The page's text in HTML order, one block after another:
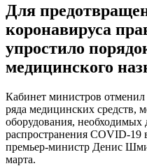
Для
коронавируса
упростило
медицинского
Кабинет министров
ряда медицинских средств,
оборудования, необходимых
распространения COVID-19
премьер-министр Денис
марта.